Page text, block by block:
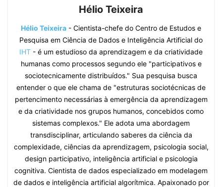
Hélio Teixeira
Hélio Teixeira - Cientista-chefe do Centro de Estudos e
Pesquisa em Ciência de Dados e Inteligência Artificial do
IHT - é um estudioso da aprendizagem e da criatividade
humanas como processos segundo ele "participativos e
sociotecnicamente distribuídos." Sua pesquisa busca
entender o que ele chama de "estruturas sociotécnicas de
pertencimento necessárias à emergência da aprendizagem
e da criatividade nos grupos humanos, concebidos como
sistemas complexos." Ele adota uma abordagem
transdisciplinar, articulando saberes da ciência da
complexidade, ciências da aprendizagem, psicologia social,
design participativo, inteligência artificial e psicologia
cognitiva. Cientista de dados especializado em modelagem
de dados e inteligência artificial algorítmica. Apaixonado por